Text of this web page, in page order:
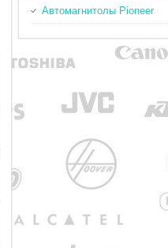
Автомагнитолы Pioneer